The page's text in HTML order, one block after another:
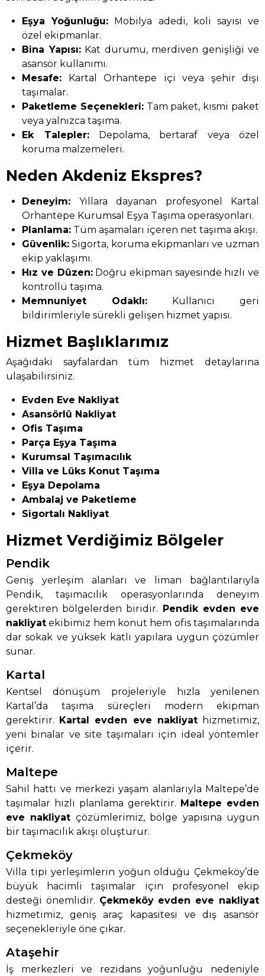
Eşya Yoğunluğu: Mobilya adedi, koli sayısı ve
özel ekipmanlar.
Bina Yapısı:Kat durumu, merdiven genişliği ve
asansör kullanımı.
Mesafe: Kartal Orhantepe içi veya şehir dışı
taşımalar.
Paketleme Seçenekleri:Tam paket, kısmi paket
veya yalnızca taşıma.
Ek Talepler:Depolama, bertaraf veya özel
koruma malzemeleri.
Neden Akdeniz Ekspres?
Deneyim: Yıllara dayanan profesyonel Kartal
Orhantepe Kurumsal Eşya Taşıma operasyonları.
Planlama: Tüm aşamaları içeren net taşıma akışı.
Güvenlik: Sigorta, koruma ekipmanları ve uzman
ekip yaklaşımı.
Hız ve Düzen:Doğru ekipman sayesinde hızlı ve
kontrollü taşıma.
Memnuniyet Odaklı: Kullanıcı geri
bildirimleriyle sürekli gelişen hizmet yapısı.
Hizmet Başlıklarımız
Aşağıdaki sayfalardan tüm hizmet detaylarına
ulaşabilirsiniz.
Evden Eve Nakliyat
Asansörlü Nakliyat
Ofis Taşıma
Parça Eşya Taşıma
Kurumsal Taşımacılık
Villa ve Lüks Konut Taşıma
Eşya Depolama
Ambalaj ve Paketleme
Sigortalı Nakliyat
Hizmet Verdiğimiz Bölgeler
Pendik
Geniş yerleşim alanları ve liman bağlantılarıyla
Pendik, taşımacılık operasyonlarında deneyim
gerektiren bölgelerden biridir. Pendik evden eve
nakliyat ekibimiz hem konut hem ofis taşımalarında
dar sokak ve yüksek katlı yapılara uygun çözümler
sunar.
Kartal
Kentsel dönüşüm projeleriyle hızla yenilenen
Kartal’da taşıma süreçleri modern ekipman
gerektirir. Kartal evden eve nakliyathizmetimiz,
yeni binalar ve site taşımaları için ideal yöntemler
içerir.
Maltepe
Sahil hattı ve merkezi yaşam alanlarıyla Maltepe’de
taşımalar hızlı planlama gerektirir. Maltepe evden
eve nakliyat çözümlerimiz, bölge yapısına uygun
bir taşımacılık akışı oluşturur.
Çekmeköy
Villa tipi yerleşimlerin yoğun olduğu Çekmeköy’de
büyük hacimli taşımalar için profesyonel ekip
desteği önemlidir. Çekmeköy evden eve nakliyat
hizmetimiz, geniş araç kapasitesi ve dış asansör
seçenekleriyle öne çıkar.
Ataşehir
İş merkezleri ve rezidans yoğunluğu nedeniyle